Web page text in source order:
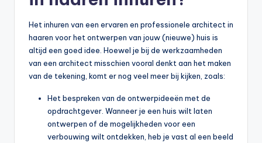
Het inhuren van een ervaren en professionele architect in
haaren voor het ontwerpen van jouw (nieuwe) huis is
altijd een goed idee. Hoewel je bij de werkzaamheden
van een architect misschien vooral denkt aan het maken
van de tekening, komt er nog veel meer bij kijken, zoals:
Het bespreken van de ontwerpideeën met de
opdrachtgever. Wanneer je een huis wilt laten
ontwerpen of de mogelijkheden voor een
verbouwing wilt ontdekken, heb je vast al een beeld